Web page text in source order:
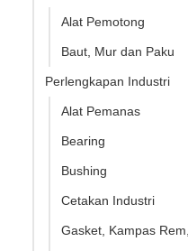
Alat Pemotong
Baut, Mur dan Paku
Perlengkapan Industri
Alat Pemanas
Bearing
Bushing
Cetakan Industri
Gasket, Kampas